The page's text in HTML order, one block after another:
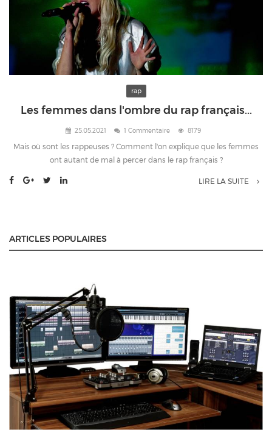
rap
Les femmes dans l'ombre du rap français...
25.05.2021 1 Commentaire 8179
Mais où sont les rappeuses ? Comment l'on explique que les femmes
ont autant de mal à percer dans le rap français ?
LIRE LA SUITE
ARTICLES POPULAIRES